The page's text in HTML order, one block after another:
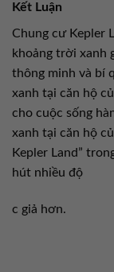
Kết Luận
Chung cư Kepler
khoảng trời xanh
thông minh và bí
xanh tại căn hộ
cho cuộc sống
xanh tại căn hộ
Kepler Land”
hút nhiều độ
c giả hơn.